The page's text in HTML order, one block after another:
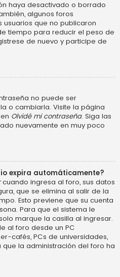
haya desactivado o borrado
algunos foros
que no publicaron
tiempo para reducir el peso de
de nuevo y participe de
no puede ser
o cambiarla. Visite la página
Olvidé mi contraseña. Siga las
nuevamente en muy poco
expira automáticamente?
cuando ingresa al foro, sus datos
que se elimina al salir de la
Esto previene que su cuenta
Para que el sistema le
marque la casilla al ingresar.
al foro desde un PC
cafés, PCs de universidades,
que la administración del foro ha